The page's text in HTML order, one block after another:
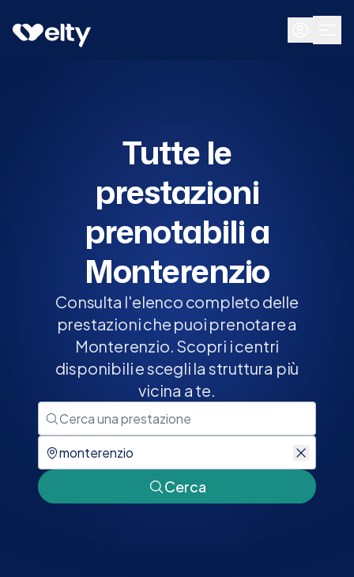
Prenota visita
Tutte le
prestazioni
prenotabili a
Monterenzio
Consulta l'elenco completo delle
prestazioni che puoi prenotare a
Monterenzio. Scopri i centri
disponibili e scegli la struttura più
vicina a te.
Cerca